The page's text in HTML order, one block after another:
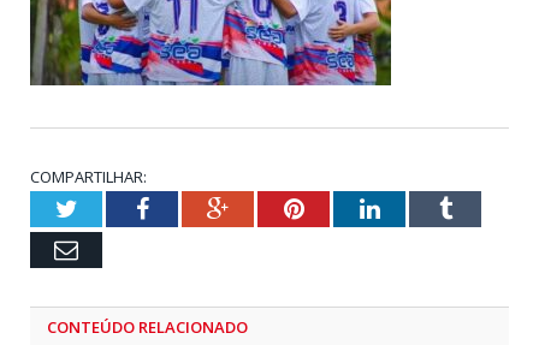
COMPARTILHAR:
TwitterFacebookGoogle+PinterestLinkedInTumblr
Email
CONTEÚDO RELACIONADO